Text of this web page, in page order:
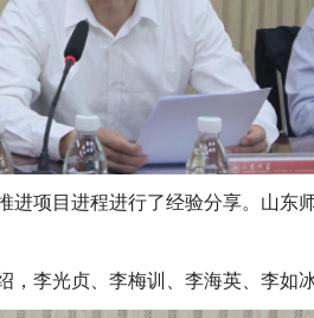
项目进程进行了经验分享。山东
李光贞、李梅训、李海英、李如